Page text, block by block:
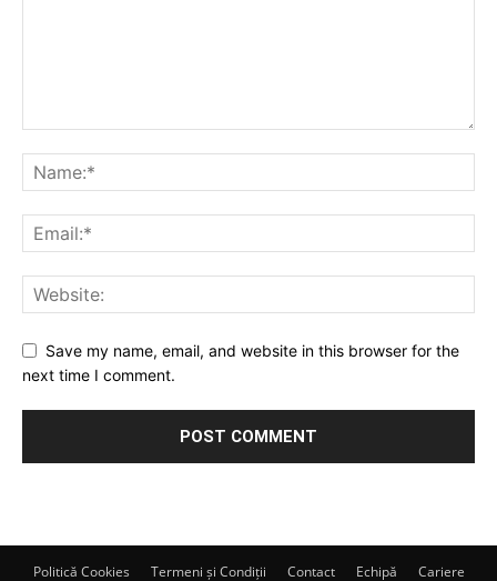
Save my name, email, and website in this browser for the
next time I comment.
Politică Cookies Termeni și Condiții Contact Echipă Cariere